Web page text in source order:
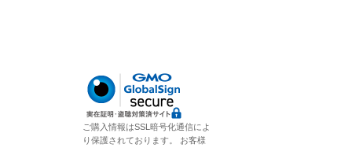
ご購入情報はSSL暗号化通信によ
り保護されております。 お客様